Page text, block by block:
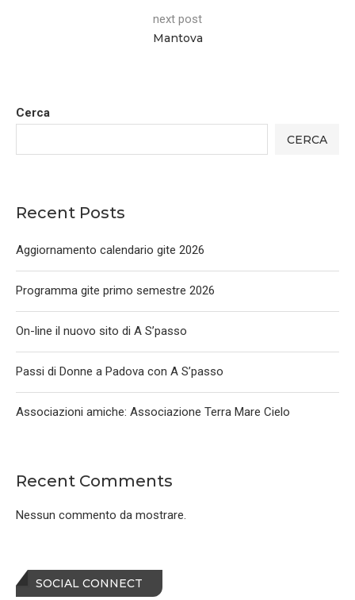
next post
Mantova
Cerca
CERCA
Recent Posts
Aggiornamento calendario gite 2026
Programma gite primo semestre 2026
On-line il nuovo sito di A S’passo
Passi di Donne a Padova con A S’passo
Associazioni amiche: Associazione Terra Mare Cielo
Recent Comments
Nessun commento da mostrare.
SOCIAL CONNECT